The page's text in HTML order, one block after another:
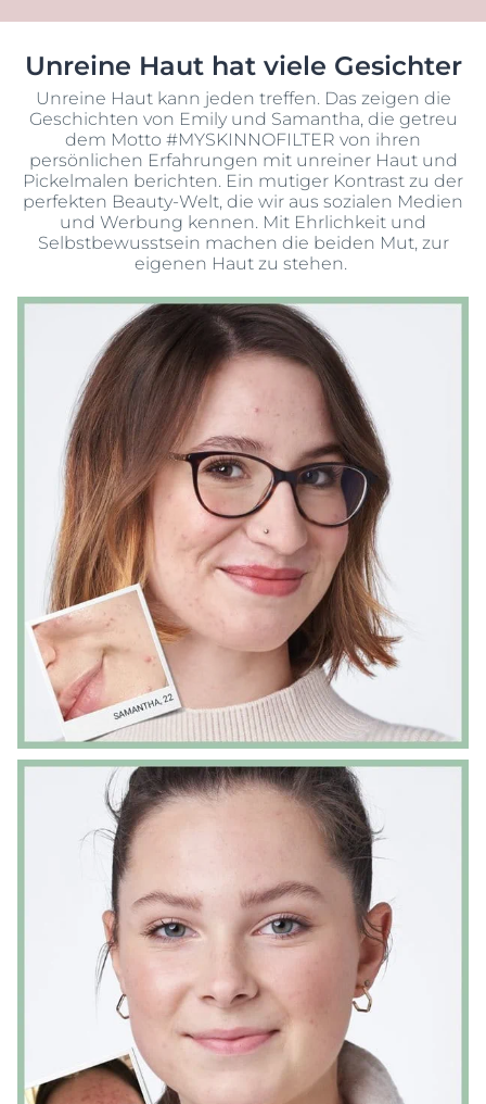
Unreine Haut hat viele Gesichter
Unreine Haut kann jeden treffen. Das zeigen die
Geschichten von Emily und Samantha, die getreu
dem Motto #MYSKINNOFILTER von ihren
persönlichen Erfahrungen mit unreiner Haut und
Pickelmalen berichten. Ein mutiger Kontrast zu der
perfekten Beauty-Welt, die wir aus sozialen Medien
und Werbung kennen. Mit Ehrlichkeit und
Selbstbewusstsein machen die beiden Mut, zur
eigenen Haut zu stehen.